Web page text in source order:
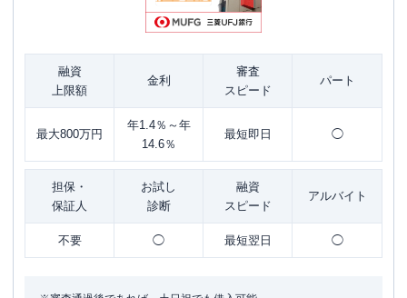
融資
上限額
金利
審査
スピード
パート
最大800万円
年1.4％～年
14.6％
最短即日 ◯
担保・
保証人
お試し
診断
融資
スピード
アルバイト
不要 ◯ 最短翌日 ◯